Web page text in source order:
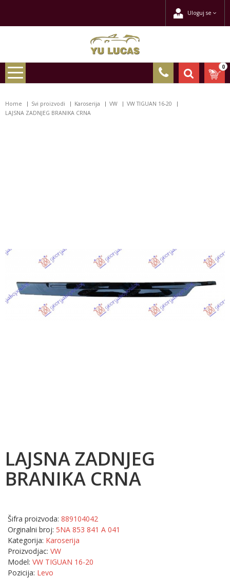
Uloguj se
0
Home Svi proizvodi Karoserija VW
VW TIGUAN 16-20
LAJSNA ZADNJEG BRANIKA CRNA
LAJSNA ZADNJEG
BRANIKA CRNA
Šifra proizvoda: 889104042
Orginalni broj: 5NA 853 841 A 041
Kategorija: Karoserija
Proizvodjac: VW
Model: VW TIGUAN 16-20
Pozicija: Levo